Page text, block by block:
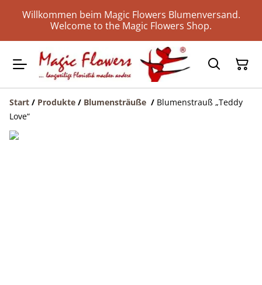
Willkommen beim Magic Flowers Blumenversand.
Welcome to the Magic Flowers Shop.
Start / Produkte / Blumensträuße / Blumenstrauß „Teddy
Love“